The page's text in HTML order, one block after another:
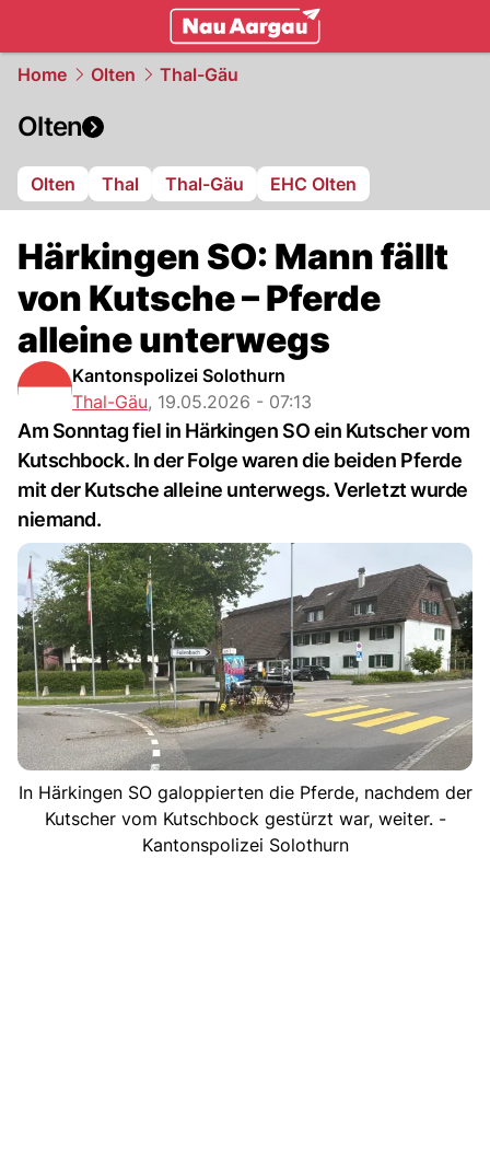
Home Olten Thal-Gäu
Olten
Olten Thal Thal-Gäu EHC Olten
Härkingen SO: Mann fällt
von Kutsche – Pferde
alleine unterwegs
Kantonspolizei Solothurn
Thal-Gäu, 19.05.2026 - 07:13
Am Sonntag fiel in Härkingen SO ein Kutscher vom
Kutschbock. In der Folge waren die beiden Pferde
mit der Kutsche alleine unterwegs. Verletzt wurde
niemand.
In Härkingen SO galoppierten die Pferde, nachdem der
Kutscher vom Kutschbock gestürzt war, weiter. -
Kantonspolizei Solothurn